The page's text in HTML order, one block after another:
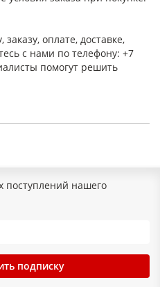
оплате, доставке,
с нами по телефону: +7
помогут решить
поступлений нашего
подписку